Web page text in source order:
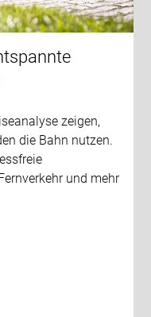
zeigen,
die Bahn nutzen.
und mehr